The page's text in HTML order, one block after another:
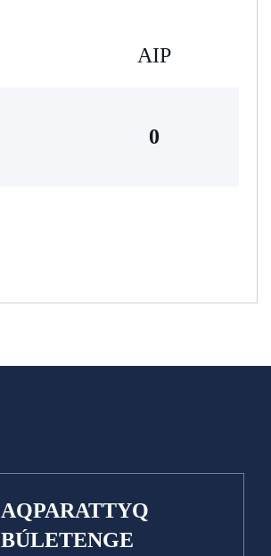
AIP
0
AQPARATTYQ
BÚLETENGE